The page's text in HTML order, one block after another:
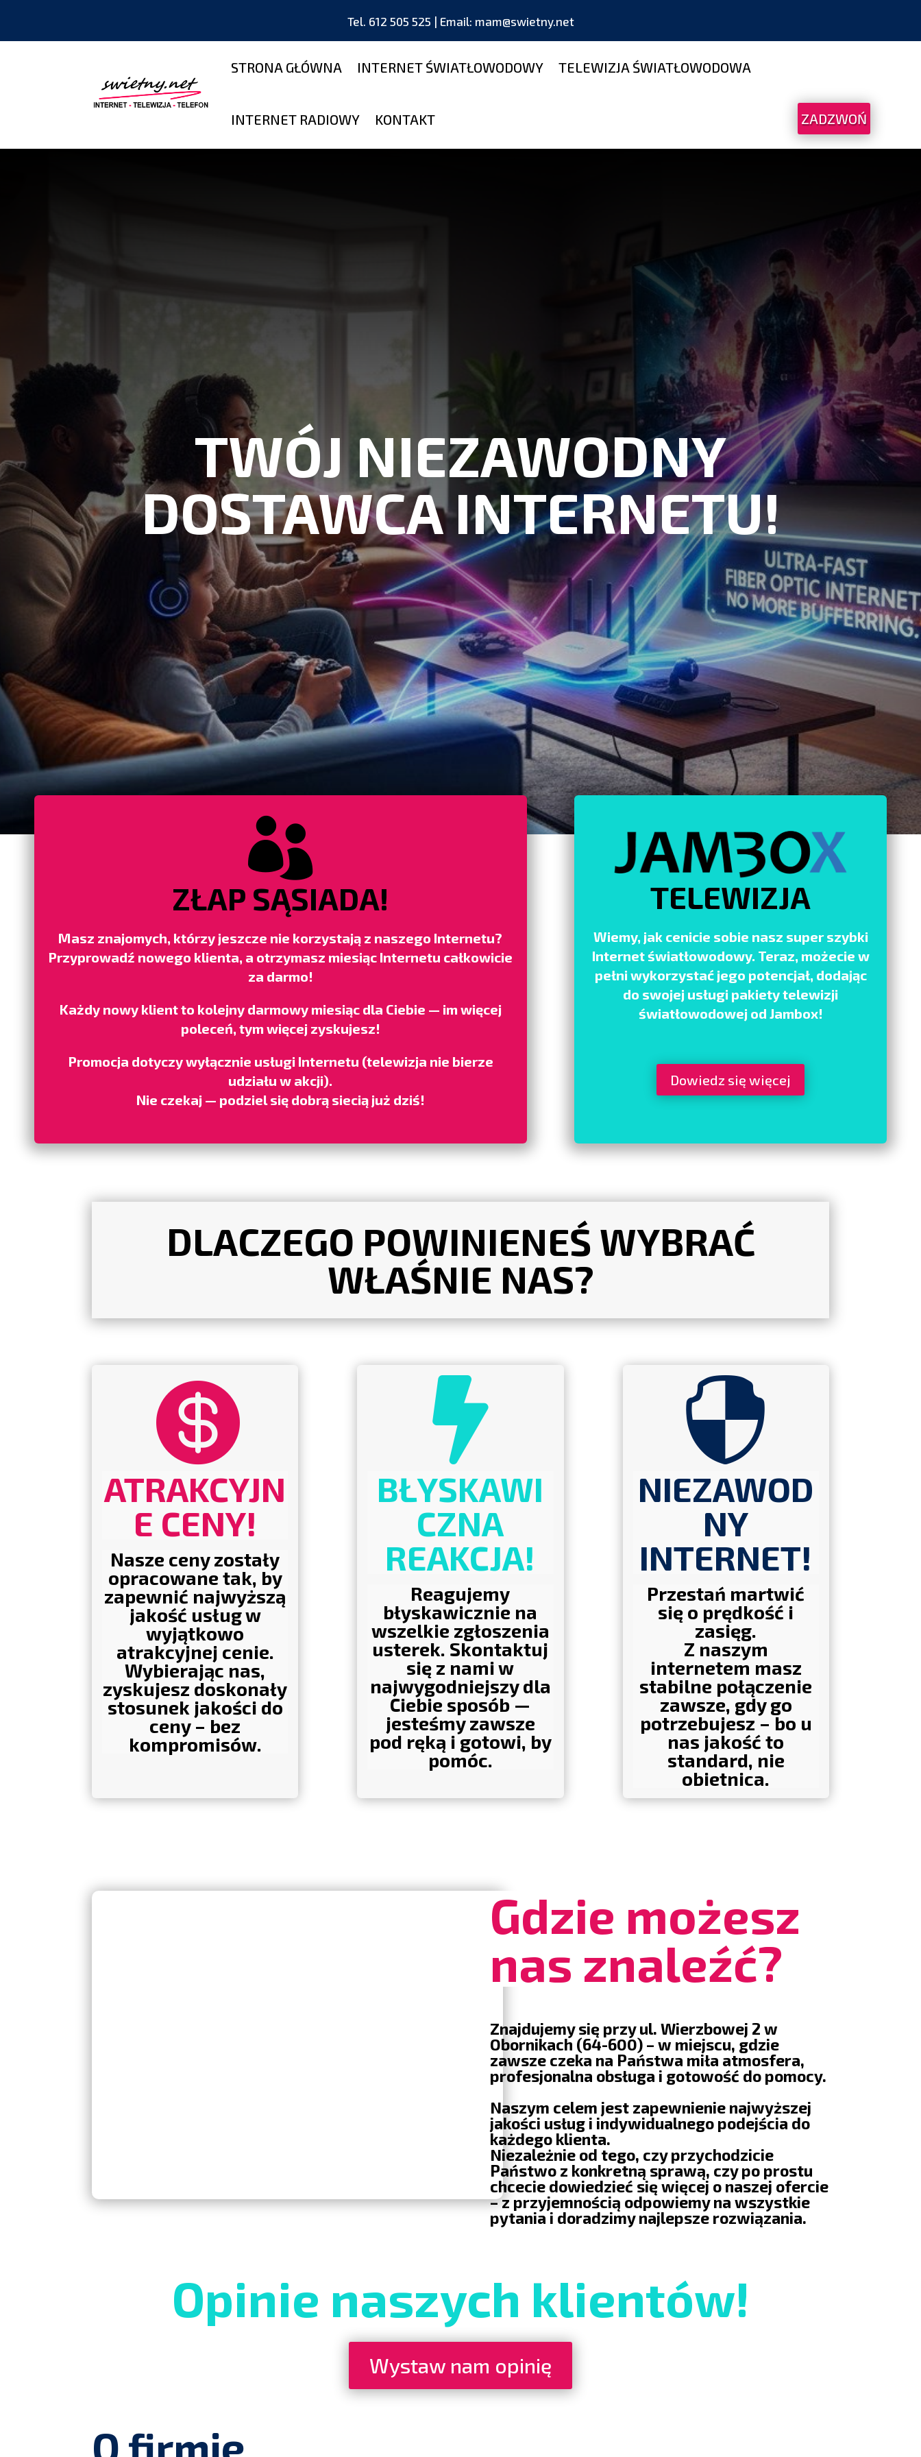
Tel. 612 505 525 | Email: mam@swietny.net
STRONA GŁÓWNA INTERNET ŚWIATŁOWODOWY TELEWIZJA ŚWIATŁOWODOWA
INTERNET RADIOWY KONTAKT ZADZWOŃ
TWÓJ NIEZAWODNY
DOSTAWCA INTERNETU!

ZŁAP SĄSIADA!
Masz znajomych, którzy jeszcze nie korzystają z naszego Internetu?
Przyprowadź nowego klienta, a otrzymasz miesiąc Internetu całkowicie
za darmo!
Każdy nowy klient to kolejny darmowy miesiąc dla Ciebie — im więcej
poleceń, tym więcej zyskujesz!
Promocja dotyczy wyłącznie usługi Internetu (telewizja nie bierze
udziału w akcji).
Nie czekaj — podziel się dobrą siecią już dziś!
TELEWIZJA
Wiemy, jak cenicie sobie nasz super szybki
Internet światłowodowy. Teraz, możecie w
pełni wykorzystać jego potencjał, dodając
do swojej usługi pakiety telewizji
światłowodowej od Jambox!
Dowiedz się więcej
DLACZEGO POWINIENEŚ WYBRAĆ
WŁAŚNIE NAS?

ATRAKCYJN
E CENY!
Nasze ceny zostały
opracowane tak, by
zapewnić najwyższą
jakość usług w
wyjątkowo
atrakcyjnej cenie.
Wybierając nas,
zyskujesz doskonały
stosunek jakości do
ceny – bez
kompromisów.

BŁYSKAWI
CZNA
REAKCJA!
Reagujemy
błyskawicznie na
wszelkie zgłoszenia
usterek. Skontaktuj
się z nami w
najwygodniejszy dla
Ciebie sposób —
jesteśmy zawsze
pod ręką i gotowi, by
pomóc.

NIEZAWOD
NY
INTERNET!
Przestań martwić
się o prędkość i
zasięg.
Z naszym
internetem masz
stabilne połączenie
zawsze, gdy go
potrzebujesz – bo u
nas jakość to
standard, nie
obietnica.
Gdzie możesz
nas znaleźć?
Znajdujemy się przy ul. Wierzbowej 2 w
Obornikach (64-600) – w miejscu, gdzie
zawsze czeka na Państwa miła atmosfera,
profesjonalna obsługa i gotowość do pomocy.
Naszym celem jest zapewnienie najwyższej
jakości usług i indywidualnego podejścia do
każdego klienta.
Niezależnie od tego, czy przychodzicie
Państwo z konkretną sprawą, czy po prostu
chcecie dowiedzieć się więcej o naszej ofercie
– z przyjemnością odpowiemy na wszystkie
pytania i doradzimy najlepsze rozwiązania.
Opinie naszych klientów!
Wystaw nam opinię
O firmie